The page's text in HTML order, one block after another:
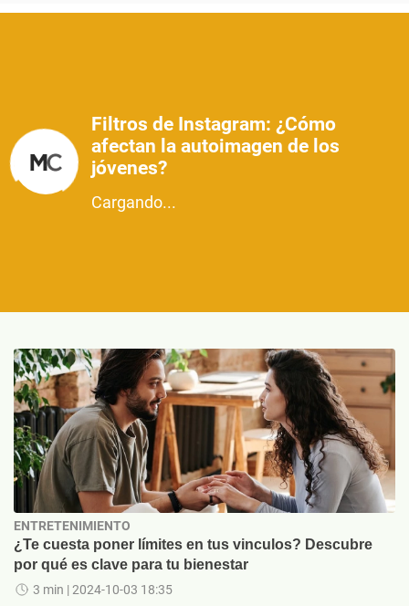
Filtros de Instagram: ¿Cómo
afectan la autoimagen de los
jóvenes?
Cargando...
ENTRETENIMIENTO
¿Te cuesta poner límites en tus vinculos? Descubre
por qué es clave para tu bienestar
3 min | 2024-10-03 18:35